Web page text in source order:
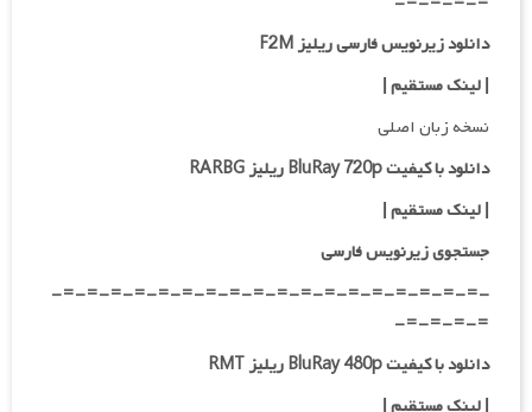
دانلود زیرنویس فارسی ریلیز F2M
| لینک مستقیم|
نسخه زبان اصلی
دانلود با کیفیت BluRay 720p ریلیز RARBG
| لینک مستقیم|
جستجوی زیرنویس فارسی
-=-=-=-=-=-=-=-=-=-=-=-=-=-=-=-=-=-=-
=-=-=-=-
دانلود با کیفیت BluRay 480p ریلیز RMT